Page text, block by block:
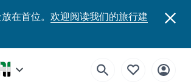
在首位。 欢迎阅读我们的旅行建